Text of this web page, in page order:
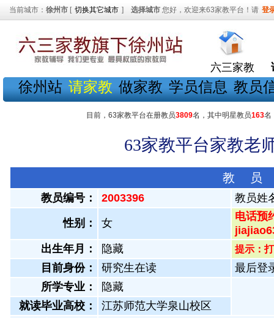
当前城市： 徐州市 [ 切换其它城市 ] 选择城市 您好，欢迎来63家教平台！请 登
六三家教
徐州站 请家教 做家教 学员信息 教员
目前，63家教平台在册教员3809名，其中明星教员163名
63家教平台家教老
教 员
教员编号： 2003396 教员姓
性别： 女
电话预
出生年月：
隐藏 提示：
目前身份： 研究生在读
最后登
所学专业：
隐藏
就读毕业高校：
江苏师范大学泉山校区